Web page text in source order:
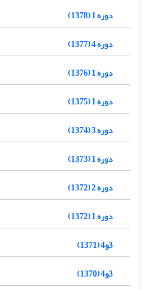
دوره 1 (1378)
دوره 4 (1377)
دوره 1 (1376)
دوره 1 (1375)
دوره 3 (1374)
دوره 1 (1373)
دوره 2 (1372)
دوره 1 (1372)
3و4 (1371)
3و4 (1370)